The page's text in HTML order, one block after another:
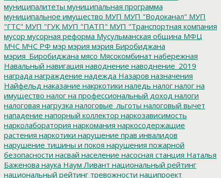
муниципалитеты муниципальная программа
муниципальное имущество МУП МУП "Водоканал" МУП
"ГТС" МУП "ГУК МУП "ПАТП" МУП "Транспортная компания
мусор мусорная реформа Мусульманская община МФЦ
МЧС МЧС РФ мэр мэрия мэрия Биробиджана
мэрия_Биробиджана мясо Мясокомбинат набережная
Навальный навигация наводнение наводнение_2019
награда награждение надежда Назаров назначения
Найфельд наказание накркотики наледь налог налог на
имущество налог на профессиональный доход налоги
налоговая нагрузка налоговые_льготы налоговый вычет
нападение напорный коллектор наркозависимость
нарколаборатория наркомания наркосодержащие
растения наркотики нарушение прав инвалидов
нарушение тишины и покоя нарушения пожарной
безопасности насвай население насосная станция Наталья
Баженова наука Наум Ливант национальный рейтинг
национальный рейтинг тревожности наципроект